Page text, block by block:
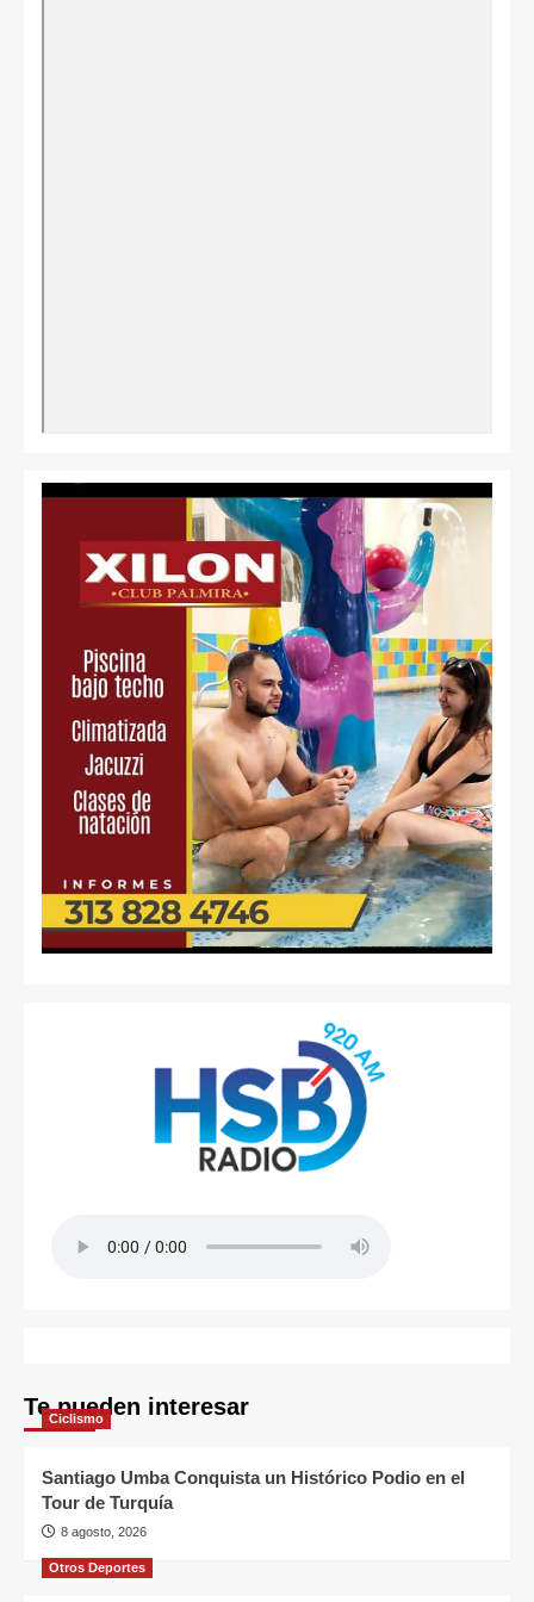
Te pueden interesar
Ciclismo
Santiago Umba Conquista un Histórico Podio en el
Tour de Turquía
8 agosto, 2026
Otros Deportes